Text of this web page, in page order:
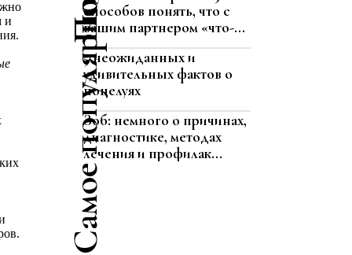
и
Самое популярное
способов понять, что с
вашим партнером «что-...
5 неожиданных и
удивительных фактов о
поцелуях
Зоб: немного о причинах,
диагностике, методах
лечения и профилак...